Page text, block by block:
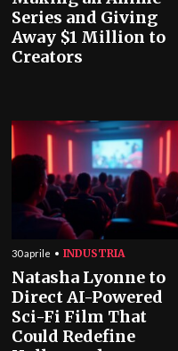
Series and Giving
Away $1 Million to
Creators
30 aprile INDUSTRIA
Natasha Lyonne to
Direct AI-Powered
Sci-Fi Film That
Could Redefine